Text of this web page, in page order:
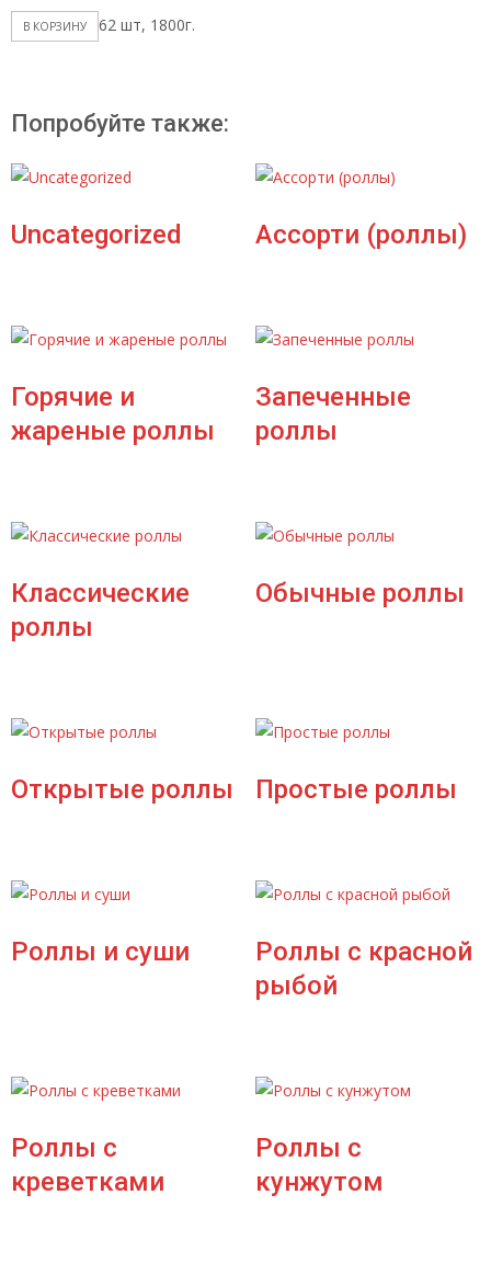
В КОРЗИНУ 62 шт, 1800г.
Попробуйте также:
Uncategorized Ассорти (роллы)
Горячие и
жареные роллы
Запеченные
роллы
Классические
роллы
Обычные роллы
Открытые роллы Простые роллы
Роллы и суши
Роллы с красной
рыбой
Роллы с
креветками
Роллы с
кунжутом